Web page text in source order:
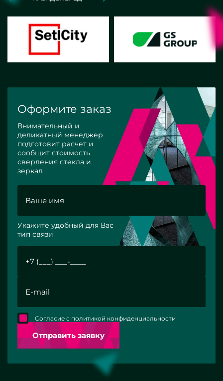
Оформите заказ
Внимательный и
деликатный менеджер
подготовит расчет и
сообщит стоимость
сверления стекла и
зеркал
Укажите удобный для Вас
тип связи
Отправить заявку
Согласие с политикой конфиденциальности